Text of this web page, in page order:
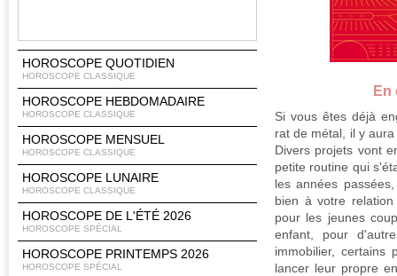
HOROSCOPE QUOTIDIEN
HOROSCOPE CLASSIQUE
HOROSCOPE HEBDOMADAIRE
HOROSCOPE CLASSIQUE
HOROSCOPE MENSUEL
HOROSCOPE CLASSIQUE
HOROSCOPE LUNAIRE
HOROSCOPE CLASSIQUE
HOROSCOPE DE L'ÉTÉ 2026
HOROSCOPE SPÉCIAL
HOROSCOPE PRINTEMPS 2026
HOROSCOPE SPÉCIAL
En
Si vous êtes déjà
rat de métal, il y
Divers projets vont
petite routine qui
les années
bien à votre
pour les jeunes
enfant, pour
immobilier, certains
lancer leur propre